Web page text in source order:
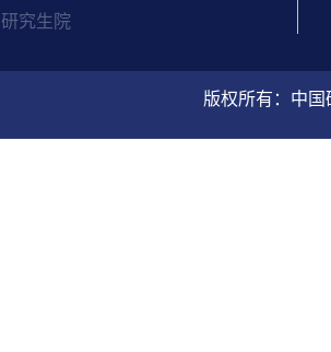
研究生院
版权所有：中